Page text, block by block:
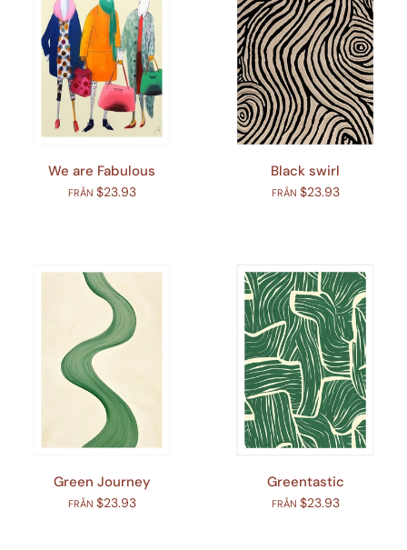
We are Fabulous
FRÅN $23.93
Black swirl
FRÅN $23.93
Green Journey
FRÅN $23.93
Greentastic
FRÅN $23.93